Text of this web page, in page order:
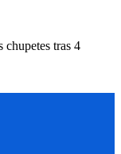
chupetes tras 4